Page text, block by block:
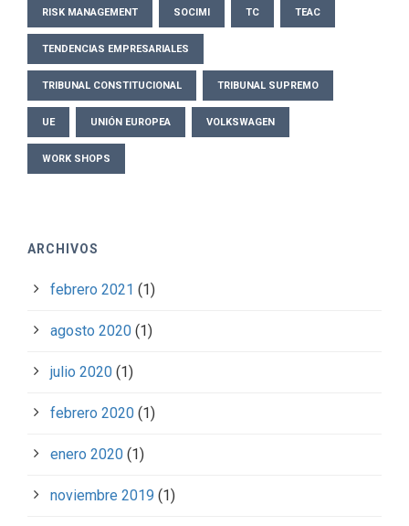
RISK MANAGEMENT SOCIMI TC TEAC
TENDENCIAS EMPRESARIALES
TRIBUNAL CONSTITUCIONAL TRIBUNAL SUPREMO
UE UNIÓN EUROPEA VOLKSWAGEN
WORK SHOPS
ARCHIVOS
febrero 2021 (1)
agosto 2020 (1)
julio 2020 (1)
febrero 2020 (1)
enero 2020 (1)
noviembre 2019 (1)